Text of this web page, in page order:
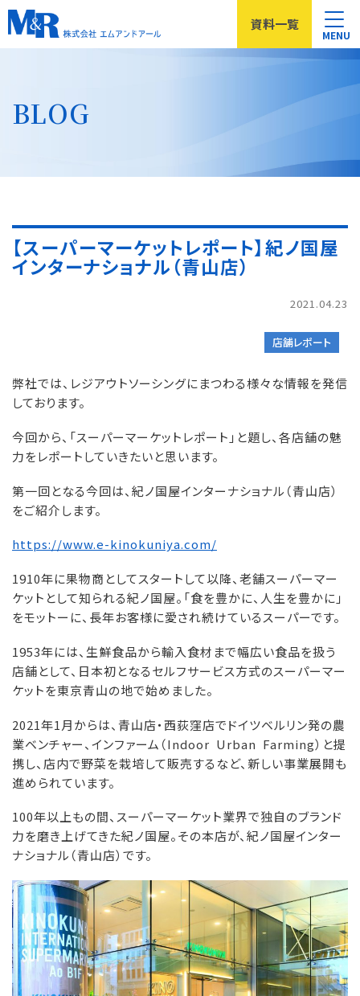
資料一覧
MENU
BLOG
【スーパーマーケットレポート】紀ノ国屋
インターナショナル（青山店）
2021.04.23
店舗レポート
弊社では、レジアウトソーシングにまつわる様々な情報を発信
しております。
今回から、「スーパーマーケットレポート」と題し、各店舗の魅
力をレポートしていきたいと思います。
第一回となる今回は、紀ノ国屋インターナショナル（青山店）
をご紹介します。
https://www.e-kinokuniya.com/
1910年に果物商としてスタートして以降、老舗スーパーマー
ケットとして知られる紀ノ国屋。「食を豊かに、人生を豊かに」
をモットーに、長年お客様に愛され続けているスーパーです。
1953年には、生鮮食品から輸入食材まで幅広い食品を扱う
店舗として、日本初となるセルフサービス方式のスーパーマー
ケットを東京青山の地で始めました。
2021年1月からは、青山店・西荻窪店でドイツベルリン発の農
業ベンチャー、インファーム（Indoor Urban Farming）と提
携し、店内で野菜を栽培して販売するなど、新しい事業展開も
進められています。
100年以上もの間、スーパーマーケット業界で独自のブランド
力を磨き上げてきた紀ノ国屋。その本店が、紀ノ国屋インター
ナショナル（青山店）です。